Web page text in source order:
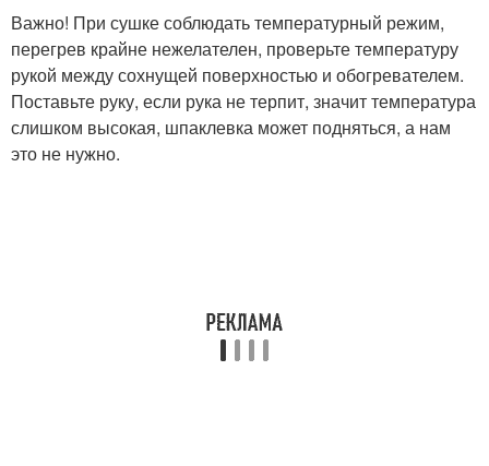
Важно! При сушке соблюдать температурный режим,
перегрев крайне нежелателен, проверьте температуру
рукой между сохнущей поверхностью и обогревателем.
Поставьте руку, если рука не терпит, значит температура
слишком высокая, шпаклевка может подняться, а нам
это не нужно.